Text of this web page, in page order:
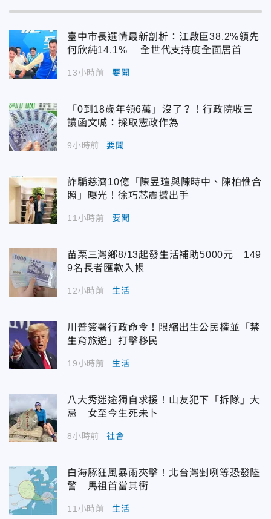
臺中市長選情最新剖析：江啟臣38.2%領先
何欣純14.1% 全世代支持度全面居首
13小時前 要聞
「0到18歲年領6萬」沒了？！行政院收三
讀函文喊：採取憲政作為
9小時前 要聞
詐騙慈濟10億「陳昱瑄與陳時中、陳柏惟合
照」曝光！徐巧芯震撼出手
11小時前 要聞
苗栗三灣鄉8/13起發生活補助5000元 149
9名長者匯款入帳
12小時前 生活
川普簽署行政命令！限縮出生公民權並「禁
生育旅遊」打擊移民
19小時前 生活
八大秀迷途獨自求援！山友犯下「拆隊」大
忌 女至今生死未卜
8小時前 社會
白海豚狂風暴雨夾擊！北台灣剉咧等恐發陸
警 馬祖首當其衝
11小時前 生活